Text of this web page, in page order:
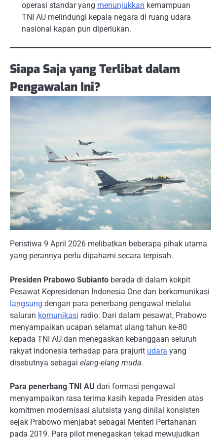
operasi standar yang menunjukkan kemampuan
TNI AU melindungi kepala negara di ruang udara
nasional kapan pun diperlukan.
Siapa Saja yang Terlibat dalam
Pengawalan Ini?
Peristiwa 9 April 2026 melibatkan beberapa pihak utama
yang perannya perlu dipahami secara terpisah.
Presiden Prabowo Subianto berada di dalam kokpit
Pesawat Kepresidenan Indonesia One dan berkomunikasi
langsung dengan para penerbang pengawal melalui
saluran komunikasi radio. Dari dalam pesawat, Prabowo
menyampaikan ucapan selamat ulang tahun ke-80
kepada TNI AU dan menegaskan kebanggaan seluruh
rakyat Indonesia terhadap para prajurit udara yang
disebutnya sebagai elang-elang muda.
Para penerbang TNI AU dari formasi pengawal
menyampaikan rasa terima kasih kepada Presiden atas
komitmen modernisasi alutsista yang dinilai konsisten
sejak Prabowo menjabat sebagai Menteri Pertahanan
pada 2019. Para pilot menegaskan tekad mewujudkan